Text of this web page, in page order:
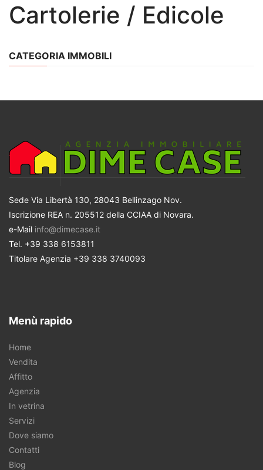
Cartolerie / Edicole
CATEGORIA IMMOBILI
Sede Via Libertà 130, 28043 Bellinzago Nov.
Iscrizione REA n. 205512 della CCIAA di Novara.
e-Mail info@dimecase.it
Tel. +39 338 6153811
Titolare Agenzia +39 338 3740093
Menù rapido
Home
Vendita
Affitto
Agenzia
In vetrina
Servizi
Dove siamo
Contatti
Blog